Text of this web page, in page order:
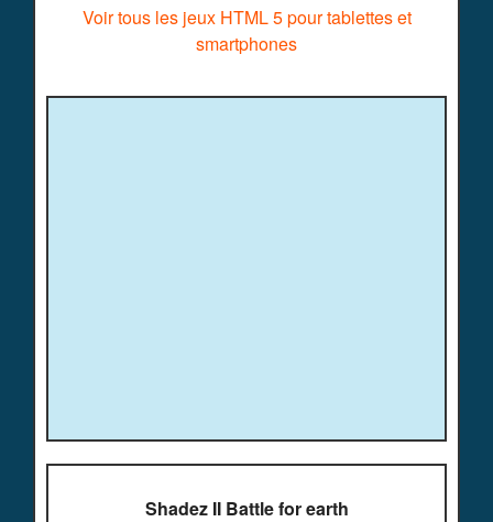
Voir tous les jeux HTML 5 pour tablettes et
smartphones
Shadez II Battle for earth